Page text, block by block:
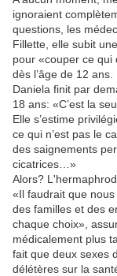
ignoraient
questions, les
Fillette, elle subit
pour «couper ce
dès l’âge de 12
Daniela finit par
18 ans: «C’est la
Elle s’estime
ce qui n’est pas le
des saignements
cicatrices…»
Alors?
«Il faudrait que
des familles et des
chaque choix»,
médicalement plus
fait que deux sexes
délétères sur la